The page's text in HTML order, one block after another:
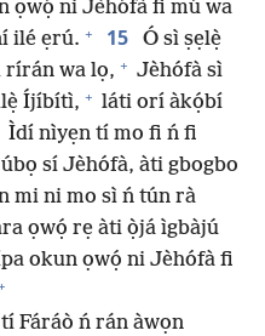
ọwọ́ ni Jèhófà fi mú wa
ilé ẹrú. + 15
Ó sì ṣẹlẹ̀
rírán wa lọ, + Jèhófà sì
Íjíbítì, + láti orí àkọ́bí
Ìdí nìyẹn tí mo fi ń fi
sí Jèhófà, àti gbogbo
mi ni mo sì ń tún rà
ọwọ́ rẹ àti ọ̀já ìgbàjú
okun ọwọ́ ni Jèhófà fi
Fáráò ń rán àwọn